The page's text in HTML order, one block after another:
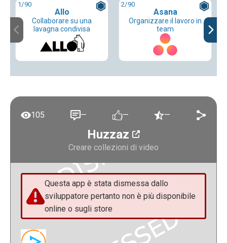
1/90
Allo
Collaborare su una
lavagna condivisa
2/90
Asana
Organizzare il lavoro in
team
Huzzaz
Creare collezioni di video
105 — — —
Questa app è stata dismessa dallo
sviluppatore pertanto non è più disponibile
online o sugli store